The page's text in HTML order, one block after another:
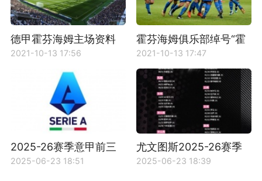
德甲霍芬海姆主场资料
介绍
2021-10-13 17:56
霍芬海姆俱乐部绰号“霍
村”的由来
2021-10-13 17:47
2025-26赛季意甲前三
轮比赛赛程时间详情
2025-06-23 18:51
尤文图斯2025-26赛季
意甲赛程时间详情一览
2025-06-23 18:39